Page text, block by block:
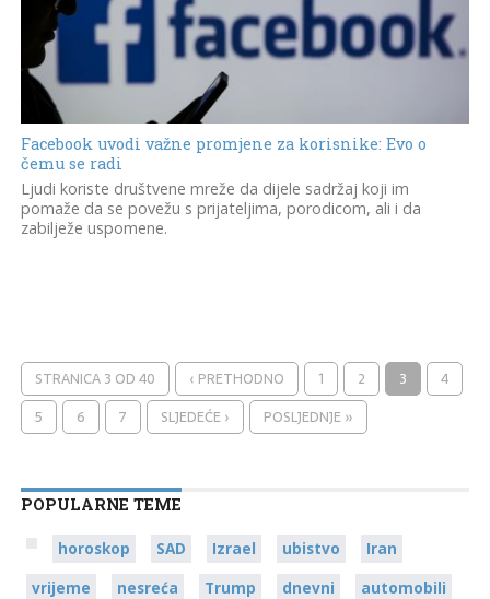
Facebook uvodi važne promjene za korisnike: Evo o
čemu se radi
Ljudi koriste društvene mreže da dijele sadržaj koji im
pomaže da se povežu s prijateljima, porodicom, ali i da
zabilježe uspomene.
STRANICA 3 OD 40 ‹ PRETHODNO 1 2 3
4
5
6 7 SLJEDEĆE › POSLJEDNJE »
POPULARNE TEME
horoskop SAD Izrael ubistvo
Iran
vrijeme
nesreća Trump dnevni
automobili